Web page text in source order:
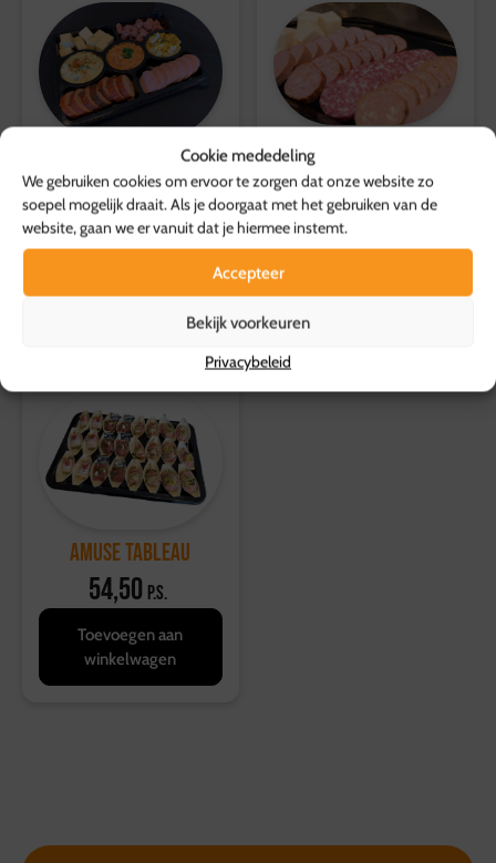
Cookie mededeling
We gebruiken cookies om ervoor te zorgen dat onze website zo
soepel mogelijk draait. Als je doorgaat met het gebruiken van de
website, gaan we er vanuit dat je hiermee instemt.
Accepteer
Bekijk voorkeuren
Privacybeleid
Boerenmetworst
Yorkham rolletje met roomkaas-paprika vulling
Gebraden gehaktballetjes
Ambachtelijke leverworst
Dreuge worst met kruidnagel
Retourvoorwaarden:
Herroepingsrecht geldt niet voor etenswaren.
Voor overige producten geldt een retourtermijn van 14
dagen, waarbij de volledige kosten worden vergoed.
Voor meer informatie, bezoek onze
klantenservicepagina.
Borrel Schaal 2
32,95p.s.
Toevoegen aan
Hapjes schotel
Standaard
49,95p.s.
Toevoegen aan
Amuse Tableau
54,50 p.s.
Toevoegen aan
winkelwagen